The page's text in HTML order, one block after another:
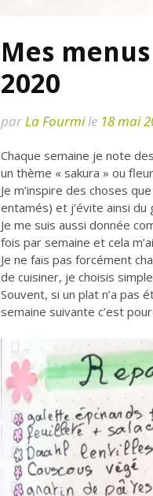
Mes
2020
parLa Fourmile 18 mai
Chaque semaine je note
un thème « sakura » ou
Je m’inspire des choses
entamés) et j’évite ainsi du
Je me suis aussi donnée
fois par semaine et cela
Je ne fais pas forcément
de cuisiner, je choisis
Souvent, si un plat n’a pas
semaine suivante c’est